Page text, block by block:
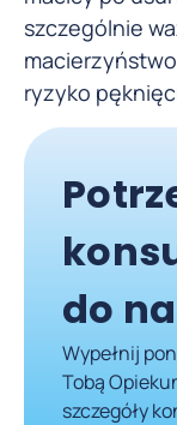
szczególnie
ryzyko
do
Wypełnij
Tobą
szczegóły